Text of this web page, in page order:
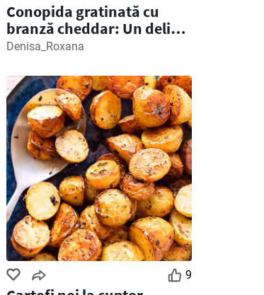
Conopida gratinată cu
branză cheddar: Un deliciu
cremos și crocant in 30 de
Denisa_Roxana
9